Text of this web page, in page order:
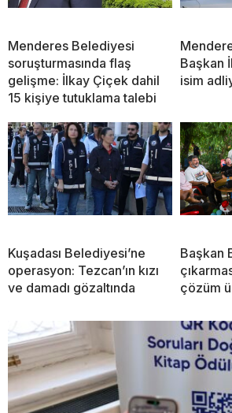
Menderes Belediyesi
soruşturmasında flaş
gelişme: İlkay Çiçek dahil
15 kişiye tutuklama talebi
Başkan
isim
Kuşadası Belediyesi’ne
operasyon: Tezcan’ın kızı
ve damadı gözaltında
Başkan
çözüm